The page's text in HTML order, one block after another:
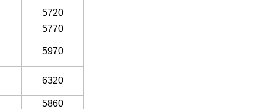
5720
5770
5970
6320
5860